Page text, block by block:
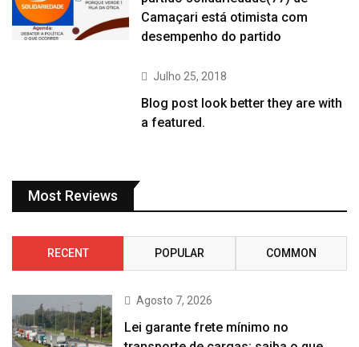
Camaçari está otimista com
desempenho do partido
Julho 25, 2018
Blog post look better they are with
a featured.
Most Reviews
RECENT POPULAR COMMON
Agosto 7, 2026
Lei garante frete mínimo no